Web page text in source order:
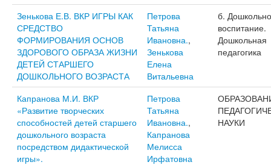
Зенькова Е.В. ВКР ИГРЫ КАК
СРЕДСТВО
ФОРМИРОВАНИЯ ОСНОВ
ЗДОРОВОГО ОБРАЗА ЖИЗНИ
ДЕТЕЙ СТАРШЕГО
ДОШКОЛЬНОГО ВОЗРАСТА
Петрова
Татьяна
Ивановна.,
Зенькова
Елена
Витальевна
б.
воспитание.
Дошкольная
педагогика
Капранова М.И. ВКР
«Развитие творческих
способностей детей старшего
дошкольного возраста
посредством дидактической
игры».
Петрова
Татьяна
Ивановна.,
Капранова
Мелисса
Ирфатовна
НАУКИ